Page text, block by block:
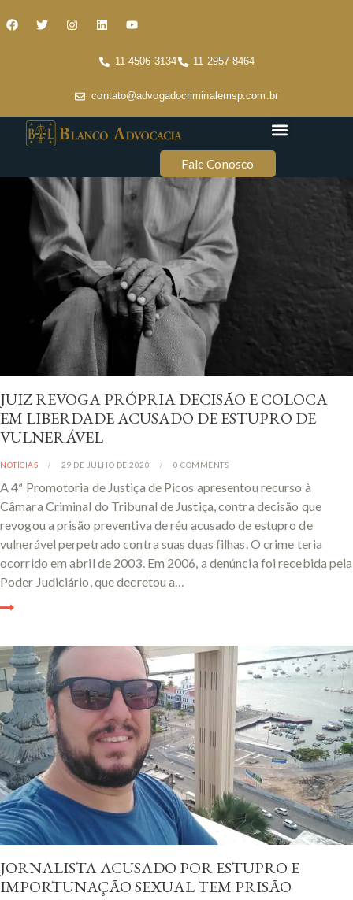
11 4506 3134 11 2957 8464
contato@advogadocriminalemsp.com.br
Fale Conosco
JUIZ REVOGA PRÓPRIA DECISÃO E COLOCA
EM LIBERDADE ACUSADO DE ESTUPRO DE
VULNERÁVEL
NOTÍCIAS 29 DE JULHO DE 2020 0 COMMENTS
A 4ª Promotoria de Justiça de Picos apresentou recurso à
Câmara Criminal do Tribunal de Justiça, contra decisão que
revogou a prisão preventiva de réu acusado de estupro de
vulnerável perpetrado contra suas duas filhas. O crime teria
ocorrido em abril de 2003. Em 2006, a denúncia foi recebida pela
Poder Judiciário, que decretou a…
JORNALISTA ACUSADO POR ESTUPRO E
IMPORTUNAÇÃO SEXUAL TEM PRISÃO